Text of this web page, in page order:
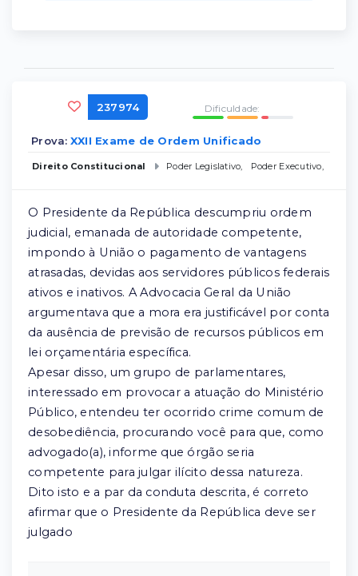
237974 Dificuldade:
Prova: XXII Exame de Ordem Unificado
Direito Constitucional Poder Legislativo, Poder Executivo,
O Presidente da República descumpriu ordem
judicial, emanada de autoridade competente,
impondo à União o pagamento de vantagens
atrasadas, devidas aos servidores públicos federais
ativos e inativos. A Advocacia Geral da União
argumentava que a mora era justificável por conta
da ausência de previsão de recursos públicos em
lei orçamentária específica.
Apesar disso, um grupo de parlamentares,
interessado em provocar a atuação do Ministério
Público, entendeu ter ocorrido crime comum de
desobediência, procurando você para que, como
advogado(a), informe que órgão seria
competente para julgar ilícito dessa natureza.
Dito isto e a par da conduta descrita, é correto
afirmar que o Presidente da República deve ser
julgado